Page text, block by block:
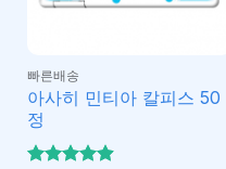
빠른배송
아사히 민티아 칼피스 50
정